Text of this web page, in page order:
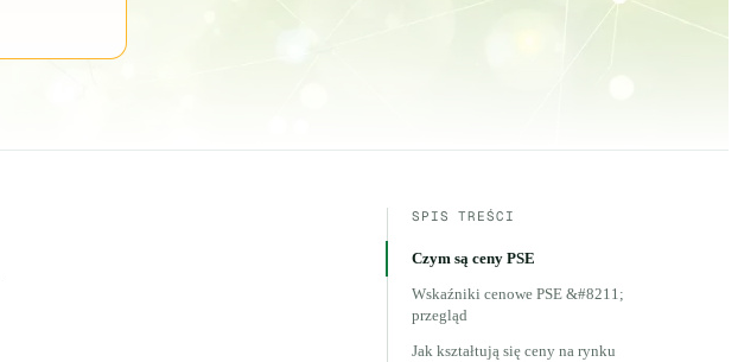
SPIS TREŚCI
Czym są ceny PSE
Wskaźniki cenowe PSE &#8211;
przegląd
Jak kształtują się ceny na rynku